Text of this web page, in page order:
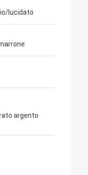
lucidato
argento